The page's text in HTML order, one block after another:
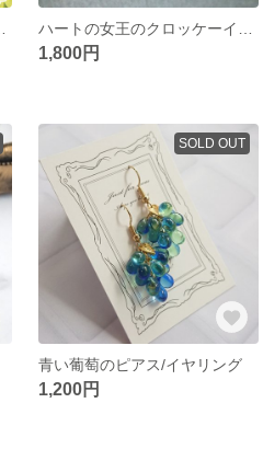
1,800円
SOLD OUT
青い葡萄のピアス/イヤリング
1,200円